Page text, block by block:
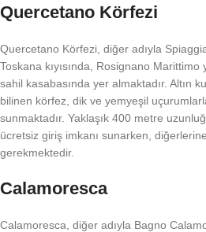
Quercetano Körfezi
Quercetano Körfezi, diğer adıyla
Toskana kıyısında, Rosignano Marittimo
sahil kasabasında yer almaktadır. Altın
bilinen körfez, dik ve yemyeşil
sunmaktadır. Yaklaşık 400 metre
ücretsiz giriş imkanı sunarken,
gerekmektedir.
Calamoresca
Calamoresca, diğer adıyla Bagno